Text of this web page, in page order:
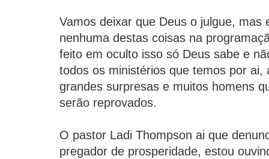
Vamos deixar que Deus o julgue, mas
nenhuma destas coisas na
feito em oculto isso só Deus sabe e
todos os ministérios que temos por ai,
grandes surpresas e muitos homens
serão reprovados.
O pastor Ladi Thompson ai que
pregador de prosperidade, estou